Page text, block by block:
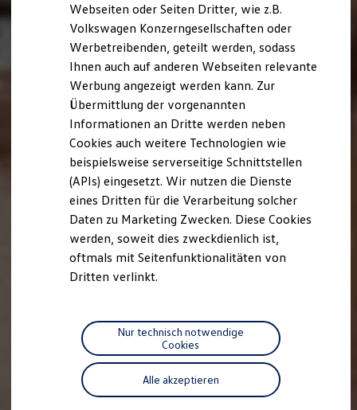
Volkswagen Kollektion
R-Kollektion
GTI Kollektion
Fußball Drop
we drive football
#wedriveproud
Besitzer und Service
myVolkswagen
Software Updates
Service und Ersatzteile
Inspektion und HU/AU
Reparaturen und Checks
Motorenöl und Flüssigkeiten
Räder und Reifen
Pannen- und Unfallhilfe
Economy Service
Volkswagen Teile
Zubehör
Modellspezifisches Zubehör
Individualisieren
Wallbox und Ladekabel
Digitale Extras
Dienste für Ihr Modell finden
Volkswagen Apps, Login und Shop
Handy und Fahrzeug verbinden
Webseiten oder Seiten Dritter, wie z.B.
Volkswagen Konzerngesellschaften oder
Werbetreibenden, geteilt werden, sodass
Ihnen auch auf anderen Webseiten relevante
Werbung angezeigt werden kann. Zur
Übermittlung der vorgenannten
Informationen an Dritte werden neben
Cookies auch weitere Technologien wie
beispielsweise serverseitige Schnittstellen
(APIs) eingesetzt. Wir nutzen die Dienste
eines Dritten für die Verarbeitung solcher
Daten zu Marketing Zwecken. Diese Cookies
werden, soweit dies zweckdienlich ist,
oftmals mit Seitenfunktionalitäten von
Dritten verlinkt.
Alle akzeptieren
Nur technisch notwendige
Cookies